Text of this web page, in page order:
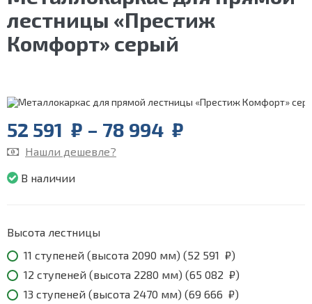
лестницы «Престиж
Комфорт» серый
52 591 ₽ – 78 994 ₽
₽
Нашли дешевле?
В наличии
Высота лестницы
11 ступеней (высота 2090 мм) (52 591 ₽)
12 ступеней (высота 2280 мм) (65 082 ₽)
13 ступеней (высота 2470 мм) (69 666 ₽)